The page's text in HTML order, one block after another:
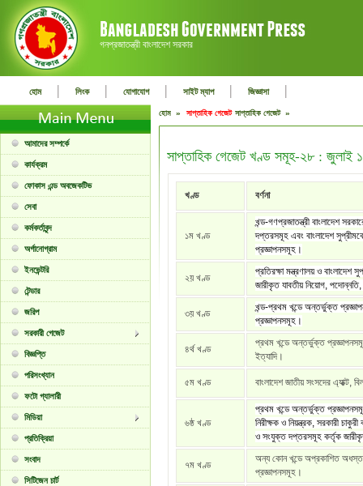
গনপ্রজাতন্ত্রী বাংলাদেশ সরকার
হোম | লিংক | যোগাযোগ | সাইট ম্যাপ | জিজ্ঞাসা |
আমাদের সম্পর্কে
কার্যক্রম
ফোকাস এন্ড অবজেকটিভ
সেবা
কর্মকর্তাবৃন্দ
অর্গানোগ্রাম
ইনভেন্টরি
টেন্ডার
জরিপ
সরকারী গেজেট
বিজ্ঞপ্তি
পরিসংখ্যান
ফটো গ্যালারী
মিডিয়া
প্রতিক্রিয়া
সংবাদ
সিটিজেন চার্ট
হোম » সাপ্তাহিক গেজেট সাপ্তাহিক গেজেট »
সাপ্তাহিক গেজেট খণ্ড সমূহ-২৮ : জুলাই
খণ্ড বর্ণনা
১ম খণ্ড
খন্ড-গণপ্রজাতন্ত্রী বাংলাদেশ
দপ্তরসমূহ এবং বাংলাদেশ
প্রজ্ঞাপনসমূহ।
২য় খণ্ড
প্রতিরক্ষা মন্ত্রণালয় ও বাংলাদেশ
জারীকৃত যাবতীয় নিয়োগ,
৩য় খণ্ড
খন্ড-প্রথম খন্ডে অন্তর্ভুক্ত
প্রজ্ঞাপনসমূহ।
৪র্থ খণ্ড
প্রথম খন্ডে অন্তর্ভুক্ত
ইত্যাদি।
৫ম খণ্ড বাংলাদেশ জাতীয় সংসদের এ্যাক্ট,
৬ষ্ঠ খণ্ড
প্রথম খন্ডে অন্তর্ভুক্ত
নিরীক্ষক ও নিয়ন্ত্রক, সরকারী
ও সংযুক্ত দপ্তরসমূহ কর্তৃক
৭ম খণ্ড
অন্য কোন খন্ডে অপ্রকাশিত
প্রজ্ঞাপনসমূহ।